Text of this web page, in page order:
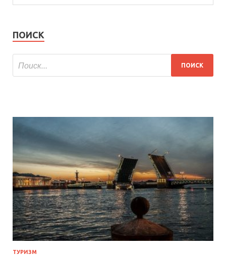
ПОИСК
ТУРИЗМ